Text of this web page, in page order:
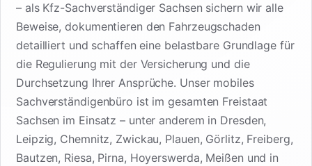
– als Kfz-Sachverständiger Sachsen sichern wir alle
Beweise, dokumentieren den Fahrzeugschaden
detailliert und schaffen eine belastbare Grundlage für
die Regulierung mit der Versicherung und die
Durchsetzung Ihrer Ansprüche. Unser mobiles
Sachverständigenbüro ist im gesamten Freistaat
Sachsen im Einsatz – unter anderem in Dresden,
Leipzig, Chemnitz, Zwickau, Plauen, Görlitz, Freiberg,
Bautzen, Riesa, Pirna, Hoyerswerda, Meißen und in